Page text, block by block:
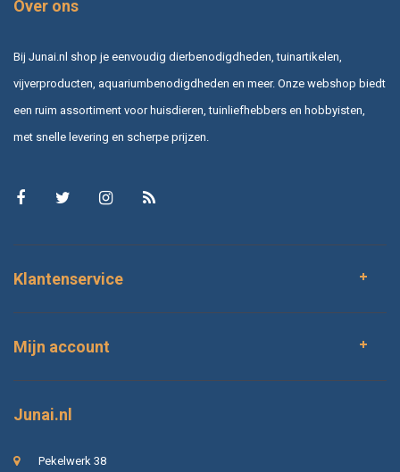
Over ons
Bij Junai.nl shop je eenvoudig dierbenodigdheden, tuinartikelen,
vijverproducten, aquariumbenodigdheden en meer. Onze webshop biedt
een ruim assortiment voor huisdieren, tuinliefhebbers en hobbyisten,
met snelle levering en scherpe prijzen.
Klantenservice
Mijn account
Junai.nl
Pekelwerk 38